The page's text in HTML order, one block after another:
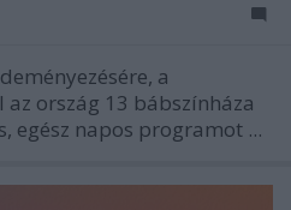
a
ország 13 bábszínháza
egész napos programot ...